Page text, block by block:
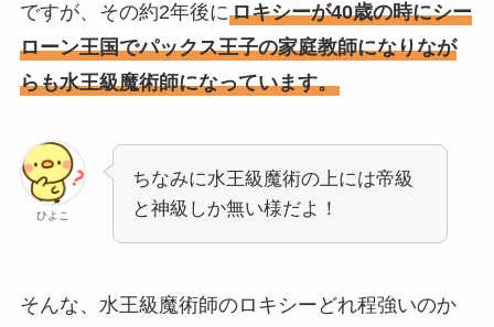
ですが、その約2年後にロキシーが40歳の時にシー
ローン王国でパックス王子の家庭教師になりなが
らも水王級魔術師になっています。
ひよこ
ちなみに水王級魔術の上には帝級
と神級しか無い様だよ！
そんな、水王級魔術師のロキシーどれ程強いのか